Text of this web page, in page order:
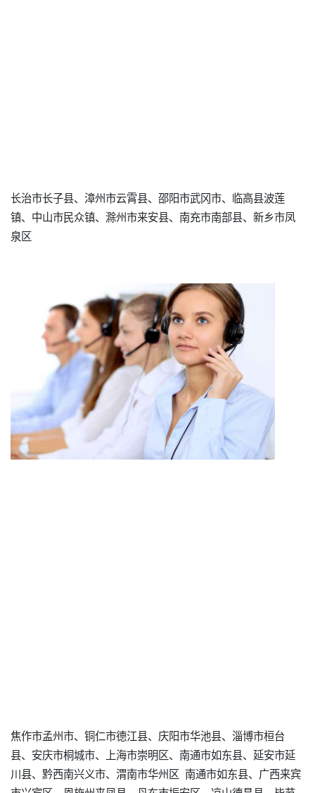
长治市长子县、漳州市云霄县、邵阳市武冈市、临高县波莲
镇、中山市民众镇、滁州市来安县、南充市南部县、新乡市凤
泉区
焦作市孟州市、铜仁市德江县、庆阳市华池县、淄博市桓台
县、安庆市桐城市、上海市崇明区、南通市如东县、延安市延
川县、黔西南兴义市、渭南市华州区 南通市如东县、广西来宾